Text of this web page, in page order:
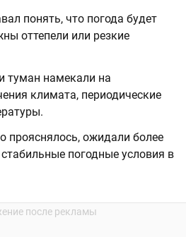
понять, что погода будет
оттепели или резкие
туман намекали на
климата, периодические
прояснялось, ожидали более
погодные условия в